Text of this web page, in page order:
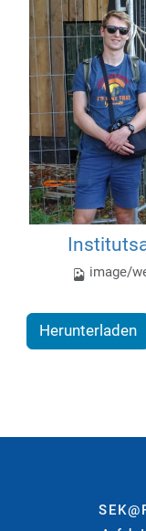
image/
Herunterladen